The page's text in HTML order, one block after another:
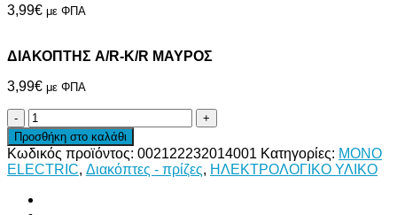
3,99€ με ΦΠΑ
ΔΙΑΚΟΠΤΗΣ A/R-K/R ΜΑΥΡΟΣ
3,99€ με ΦΠΑ
ΔΙΑΚΟΠΤΗΣ
A/R-
K/R
ΜΑΥΡΟΣ
ποσότητα
Προσθήκη στο καλάθι
Κωδικός προϊόντος: 002122232014001 Κατηγορίες: MONO
ELECTRIC, Διακόπτες - πρίζες, ΗΛΕΚΤΡΟΛΟΓΙΚΟ ΥΛΙΚΟ